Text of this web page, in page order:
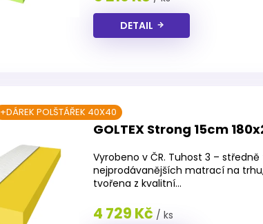
DETAIL
GOLTEX Strong 15cm
+DÁREK POLŠTÁŘEK 40X40
Vyrobeno v ČR. Tuhost 3 – středně
nejprodávanějších matrací na
tvořena z kvalitní...
4 729 Kč / ks